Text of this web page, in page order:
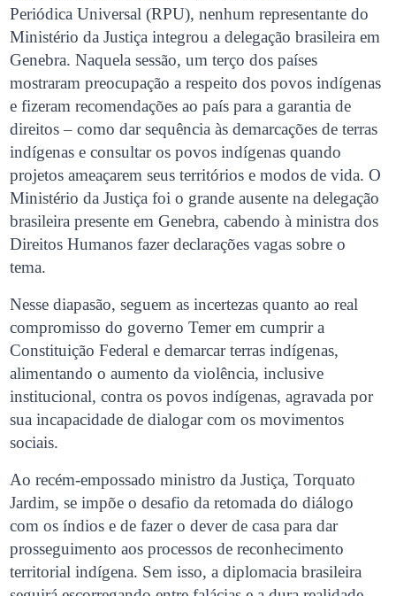
Periódica Universal (RPU), nenhum representante do
Ministério da Justiça integrou a delegação brasileira em
Genebra. Naquela sessão, um terço dos países
mostraram preocupação a respeito dos povos indígenas
e fizeram recomendações ao país para a garantia de
direitos – como dar sequência às demarcações de terras
indígenas e consultar os povos indígenas quando
projetos ameaçarem seus territórios e modos de vida. O
Ministério da Justiça foi o grande ausente na delegação
brasileira presente em Genebra, cabendo à ministra dos
Direitos Humanos fazer declarações vagas sobre o
tema.
Nesse diapasão, seguem as incertezas quanto ao real
compromisso do governo Temer em cumprir a
Constituição Federal e demarcar terras indígenas,
alimentando o aumento da violência, inclusive
institucional, contra os povos indígenas, agravada por
sua incapacidade de dialogar com os movimentos
sociais.
Ao recém-empossado ministro da Justiça, Torquato
Jardim, se impõe o desafio da retomada do diálogo
com os índios e de fazer o dever de casa para dar
prosseguimento aos processos de reconhecimento
territorial indígena. Sem isso, a diplomacia brasileira